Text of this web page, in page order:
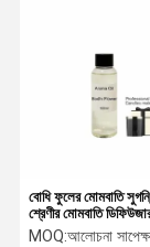
বোধি ফুলের মোমবাতি
শ্রেণীর মোমবাতি
MOQ:আলোচনা সাপেক্ষ